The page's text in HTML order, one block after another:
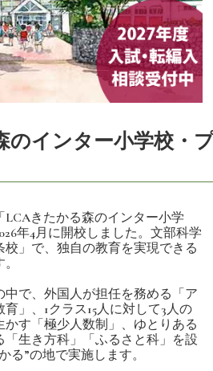
のインター小学校・
きたかる森のインター小学
年4月に開校しました。文部科学
」で、独自の教育を実現できる
中で、外国人が担任を務める「ア
」、1クラス15人に対して3人の
す「極少人数制」、ゆとりある
生き方科」「ふるさと科」を設
る”の地で実施します。